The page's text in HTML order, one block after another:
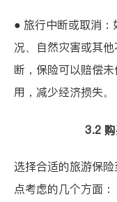
● 旅行中断或取消
况、自然灾害或其
断，保险可以赔偿
用，减少经济损失。
3.2
选择合适的旅游保
点考虑的几个方面：